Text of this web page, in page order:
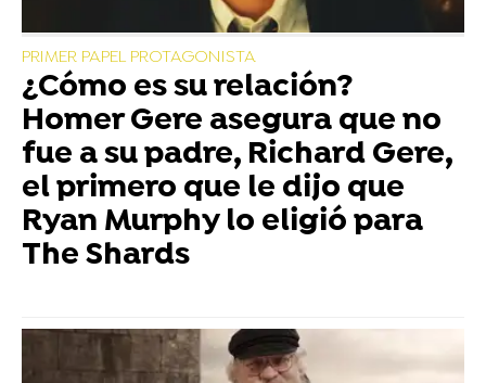
PRIMER PAPEL PROTAGONISTA
¿Cómo es su relación?
Homer Gere asegura que no
fue a su padre, Richard Gere,
el primero que le dijo que
Ryan Murphy lo eligió para
The Shards